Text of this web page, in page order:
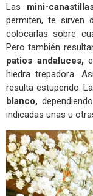
Las mini-
permiten, te sirven
colocarlas sobre
Pero también
patios andaluces,
hiedra trepadora.
resulta estupendo.
blanco,
indicadas unas u